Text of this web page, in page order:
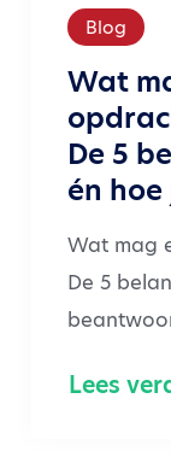
Blog
Wat
De 5
én
Wat mag
De 5
Lees